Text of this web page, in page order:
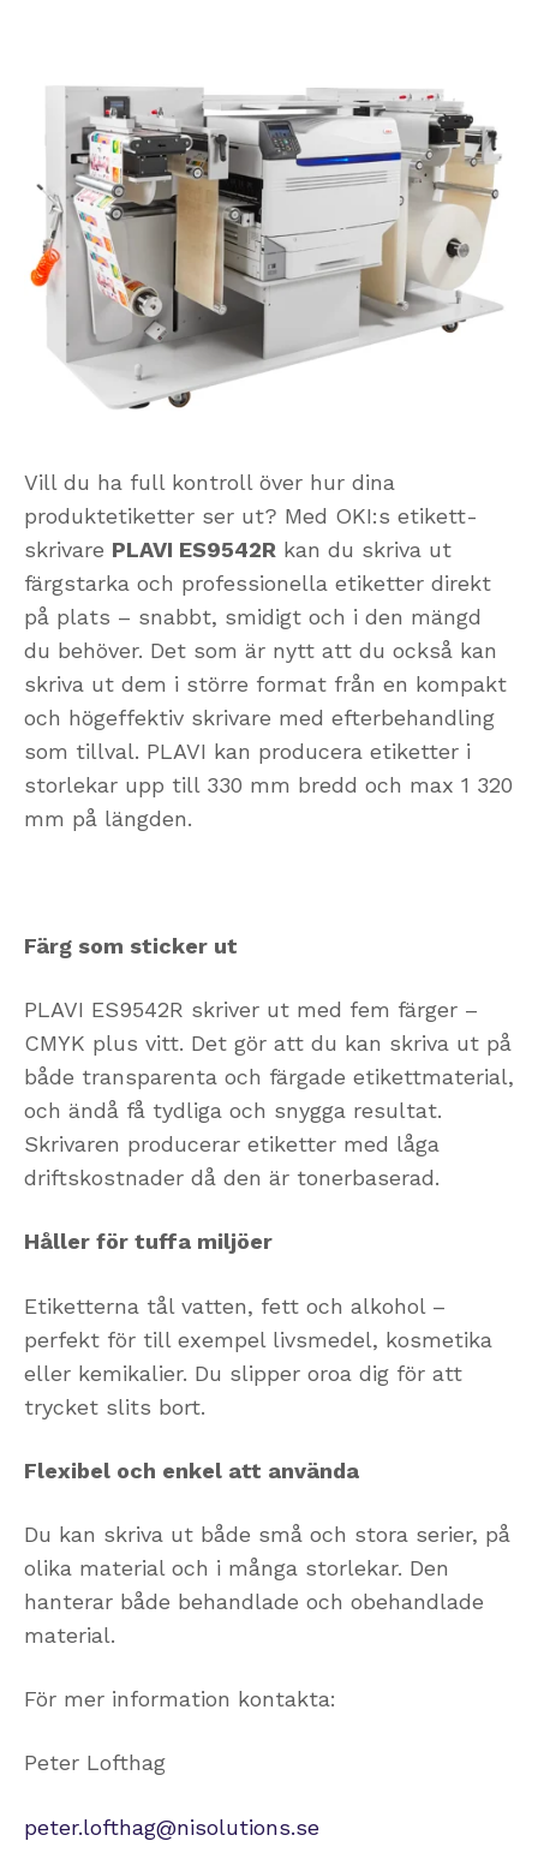
Vill du ha full kontroll över hur dina
produktetiketter ser ut? Med OKI:s etikett­
skrivare PLAVI ES9542R kan du skriva ut
färgstarka och professionella etiketter direkt
på plats – snabbt, smidigt och i den mängd
du behöver. Det som är nytt att du också kan
skriva ut dem i större format från en kompakt
och högeffektiv skrivare med efterbehandling
som tillval. PLAVI kan producera etiketter i
storlekar upp till 330 mm bredd och max 1 320
mm på längden.
Färg som sticker ut
PLAVI ES9542R skriver ut med fem färger –
CMYK plus vitt. Det gör att du kan skriva ut på
både transparenta och färgade etikettmaterial,
och ändå få tydliga och snygga resultat.
Skrivaren producerar etiketter med låga
driftskostnader då den är tonerbaserad.
Håller för tuffa miljöer
Etiketterna tål vatten, fett och alkohol –
perfekt för till exempel livsmedel, kosmetika
eller kemikalier. Du slipper oroa dig för att
trycket slits bort.
Flexibel och enkel att använda
Du kan skriva ut både små och stora serier, på
olika material och i många storlekar. Den
hanterar både behandlade och obehandlade
material.
För mer information kontakta:
Peter Lofthag
peter.lofthag@nisolutions.se